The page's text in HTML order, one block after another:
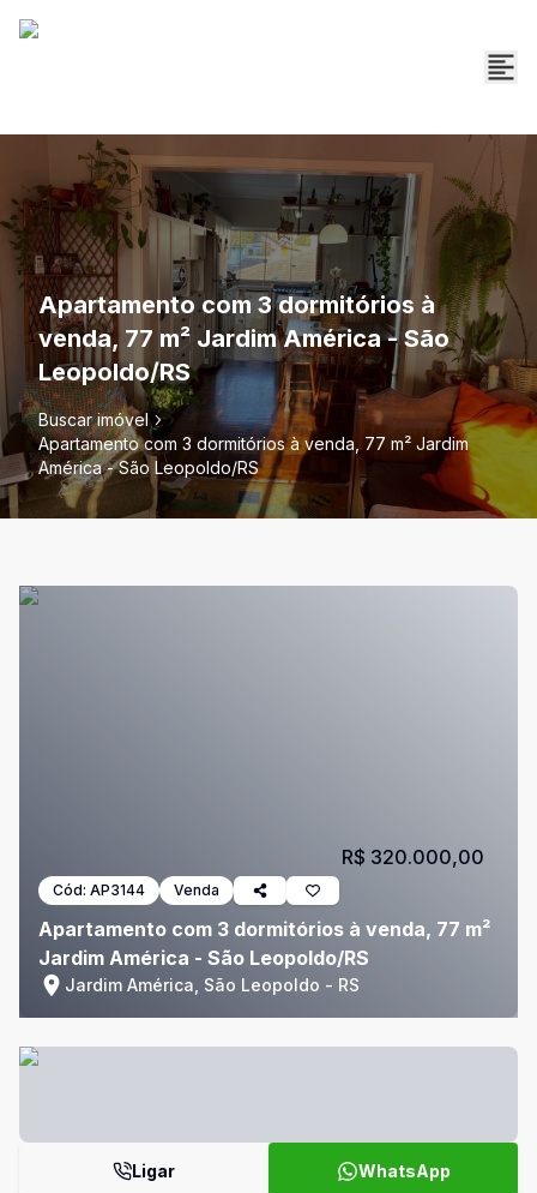
Apartamento com 3 dormitórios à
venda, 77 m² Jardim América - São
Leopoldo/RS
Buscar imóvel
Apartamento com 3 dormitórios à venda, 77 m² Jardim
América - São Leopoldo/RS
Cód: AP3144 Venda
Apartamento com 3 dormitórios à venda, 77 m²
Jardim América - São Leopoldo/RS
Jardim América, São Leopoldo - RS
R$ 320.000,00
Ligar WhatsApp